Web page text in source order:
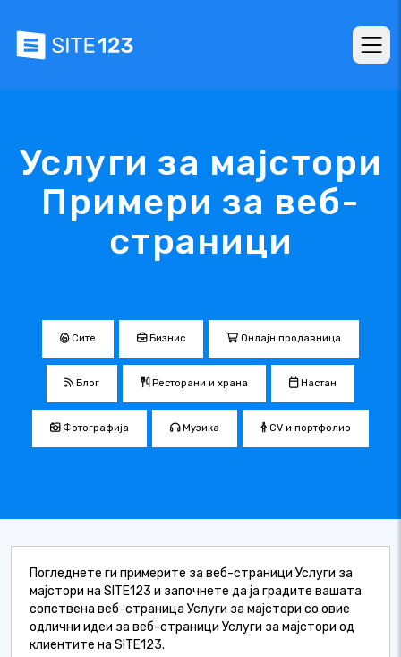
Услуги за мајстори
Примери за веб-
страници
Сите Бизнис Онлајн продавница
Блог Ресторани и храна Настан
Фотографија Музика CV и портфолио
Погледнете ги примерите за веб-страници Услуги за
мајстори на SITE123 и започнете да ја градите вашата
сопствена веб-страница Услуги за мајстори со овие
одлични идеи за веб-страници Услуги за мајстори од
клиентите на SITE123.